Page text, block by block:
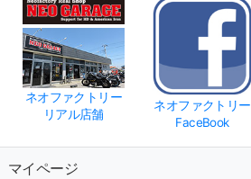
ネオファクトリー
リアル店舗
ネオファクトリー
FaceBook
マイページ